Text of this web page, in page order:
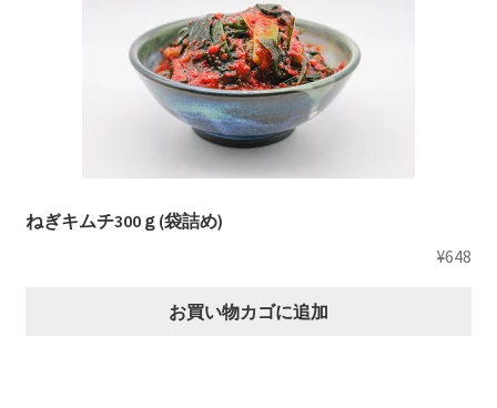
ねぎキムチ300ｇ(袋詰め)
¥648
お買い物カゴに追加